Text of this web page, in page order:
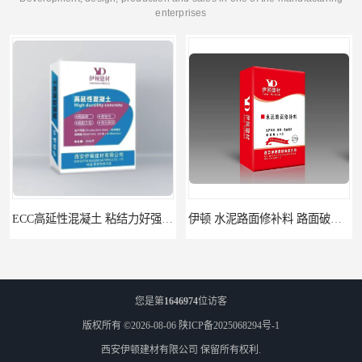
enterprises
ECC高延性混凝土 粘结力好强度高 可弯曲抗震不开裂 伊顿 水泥路面修补料 路面破损起皮快速修补 2小时通车
您是第1646974位访客
版权所有 ©2026-08-06 陕ICP备2025068294号-1
西安伊顿建材有限公司 保留所有权利.